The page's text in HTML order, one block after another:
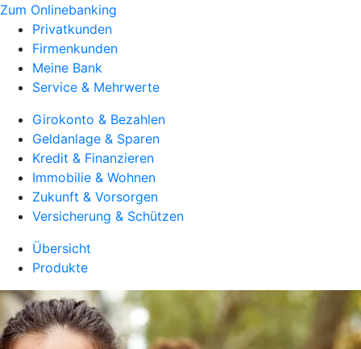
Zum Onlinebanking
Privatkunden
Firmenkunden
Meine Bank
Service & Mehrwerte
Girokonto & Bezahlen
Geldanlage & Sparen
Kredit & Finanzieren
Immobilie & Wohnen
Zukunft & Vorsorgen
Versicherung & Schützen
Übersicht
Produkte